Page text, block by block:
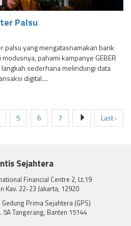
Palsu
palsu yang mengatasnamakan bank
pahami kampanye GEBER
sederhana melindungi data
digital....
5 6 7 Last ›
Sejahtera
Financial Centre 2, Lt.19
Kav. 22-23 Jakarta, 12920
Gedung Prima Sejahtera (GPS)
5A Tangerang, Banten 15144